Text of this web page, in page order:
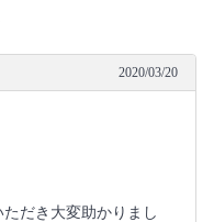
2020/03/20
だき大変助かりまし